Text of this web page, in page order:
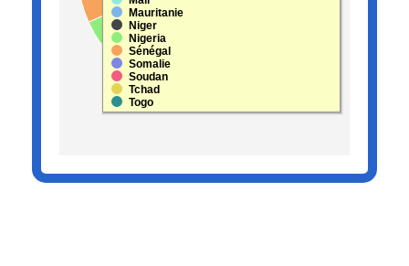
Mauritanie
Niger
Nigeria
Sénégal
Somalie
Soudan
Tchad
Togo